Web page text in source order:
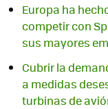
Europa ha
competir con
sus mayores
Cubrir la
a medidas
turbinas de